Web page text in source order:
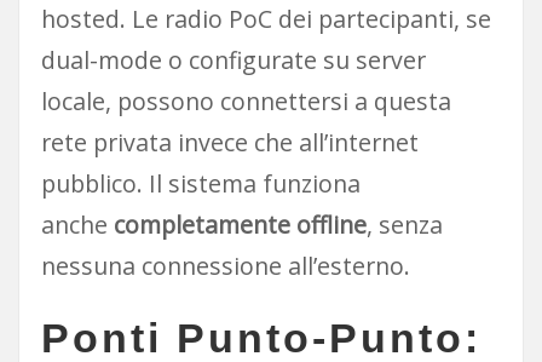
hosted. Le radio PoC dei partecipanti, se
dual-mode o configurate su server
locale, possono connettersi a questa
rete privata invece che all’internet
pubblico. Il sistema funziona
anche completamente offline, senza
nessuna connessione all’esterno.
Ponti Punto-Punto: